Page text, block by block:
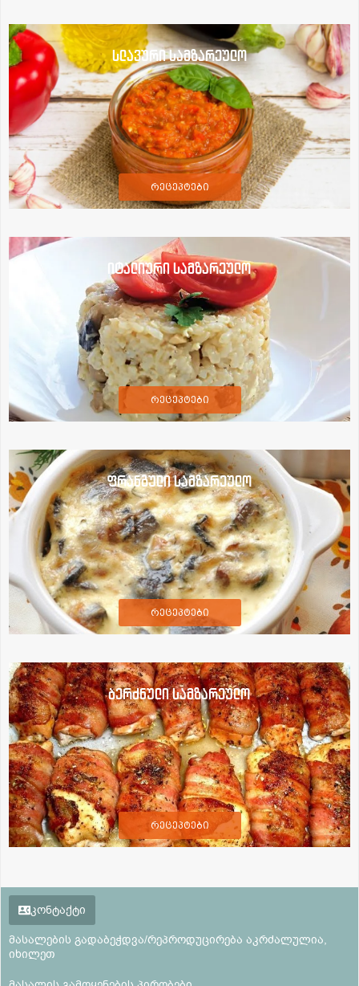
სლავური სამზარეულო
რეცეპტები
იტალიური სამზარეულო
რეცეპტები
ფრანგული სამზარეულო
რეცეპტები
ბერძნული სამზარეულო
რეცეპტები
კონტაქტი
მასალების გადაბეჭდვა/რეპროდუცირება აკრძალულია,
იხილეთ